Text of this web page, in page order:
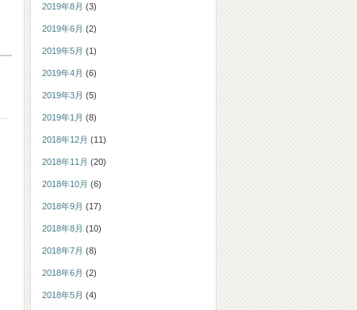
2019年8月 (3)
2019年6月 (2)
2019年5月 (1)
2019年4月 (6)
2019年3月 (5)
2019年1月 (8)
2018年12月 (11)
2018年11月 (20)
2018年10月 (6)
2018年9月 (17)
2018年8月 (10)
2018年7月 (8)
2018年6月 (2)
2018年5月 (4)